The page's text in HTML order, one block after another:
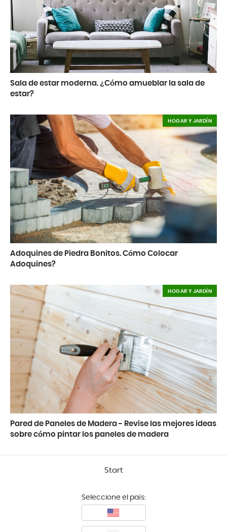
Sala de estar moderna. ¿Cómo amueblar la sala de
estar?
Adoquines de Piedra Bonitos. Cómo Colocar
Adoquines?
HOGAR Y JARDÍN
Pared de Paneles de Madera - Revise las mejores ideas
sobre cómo pintar los paneles de madera
HOGAR Y JARDÍN
Start
Seleccione el país: